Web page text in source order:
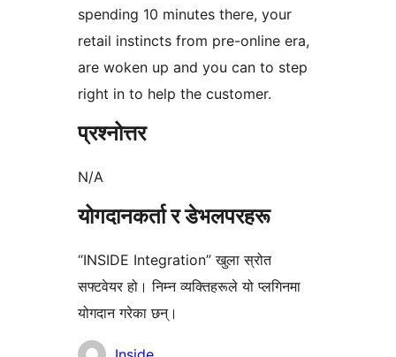
spending 10 minutes there, your
retail instincts from pre-online era,
are woken up and you can to step
right in to help the customer.
प्रश्नोत्तर
N/A
योगदानकर्ता र डेभलपरहरू
“INSIDE Integration” खुला स्रोत
सफ्टवेयर हो। निम्न व्यक्तिहरूले यो प्लगिनमा
योगदान गरेका छन्।
योगदानकर्ताहरू